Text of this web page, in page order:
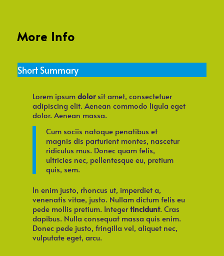
More Info
Short Summary
Lorem ipsumdolorsit amet, consectetuer
adipiscing elit. Aenean commodo ligula eget
dolor. Aenean massa.
Cum sociis natoque penatibus et
magnis dis parturient montes, nascetur
ridiculus mus. Donec quam felis,
ultricies nec, pellentesque eu, pretium
quis, sem.
In enim justo, rhoncus ut, imperdiet a,
venenatis vitae, justo. Nullam dictum felis eu
pede mollis pretium. Integertincidunt. Cras
dapibus. Nulla consequat massa quis enim.
Donec pede justo, fringilla vel, aliquet nec,
vulputate eget, arcu.